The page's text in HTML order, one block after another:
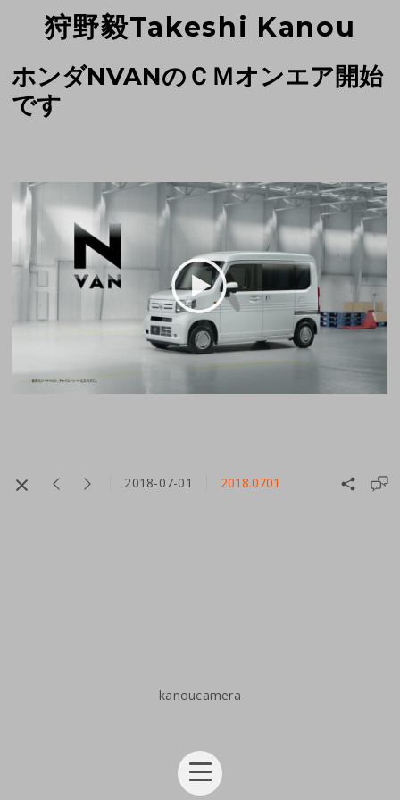
狩野毅Takeshi Kanou
ホンダNVANのＣＭオンエア開始
です
2018-07-01 2018.0701
kanoucamera